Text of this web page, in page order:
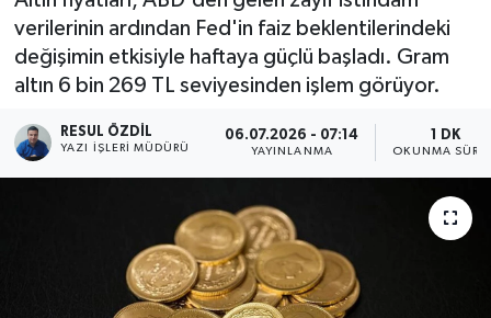
verilerinin ardından Fed'in faiz beklentilerindeki
değişimin etkisiyle haftaya güçlü başladı. Gram
altın 6 bin 269 TL seviyesinden işlem görüyor.
RESUL ÖZDIL
YAZI İŞLERI MÜDÜRÜ
06.07.2026 - 07:14
YAYINLANMA
1 DK
OKUNMA